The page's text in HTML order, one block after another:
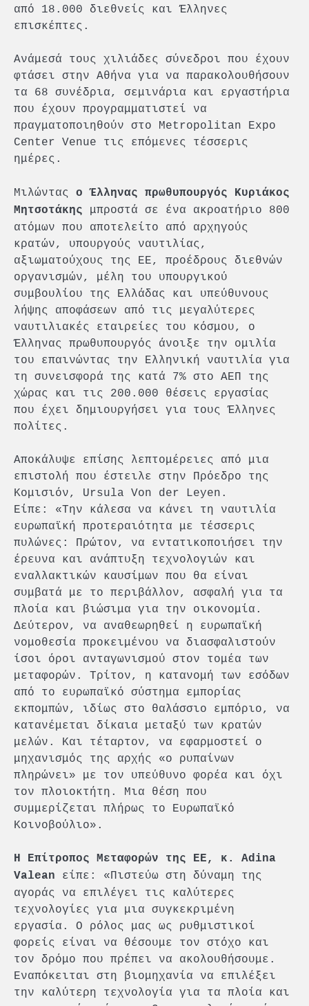
από 18.000 διεθνείς και Έλληνες
επισκέπτες.
Ανάμεσά τους χιλιάδες σύνεδροι που έχουν
φτάσει στην Αθήνα για να παρακολουθήσουν
τα 68 συνέδρια, σεμινάρια και εργαστήρια
που έχουν προγραμματιστεί να
πραγματοποιηθούν στο Metropolitan Expo
Center Venue τις επόμενες τέσσερις
ημέρες.
Μιλώντας ο Έλληνας πρωθυπουργός Κυριάκος
Μητσοτάκης μπροστά σε ένα ακροατήριο 800
ατόμων που αποτελείτο από αρχηγούς
κρατών, υπουργούς ναυτιλίας,
αξιωματούχους της ΕΕ, προέδρους διεθνών
οργανισμών, μέλη του υπουργικού
συμβουλίου της Ελλάδας και υπεύθυνους
λήψης αποφάσεων από τις μεγαλύτερες
ναυτιλιακές εταιρείες του κόσμου, ο
Έλληνας πρωθυπουργός άνοιξε την ομιλία
του επαινώντας την Ελληνική ναυτιλία για
τη συνεισφορά της κατά 7% στο ΑΕΠ της
χώρας και τις 200.000 θέσεις εργασίας
που έχει δημιουργήσει για τους Έλληνες
πολίτες.
Αποκάλυψε επίσης λεπτομέρειες από μια
επιστολή που έστειλε στην Πρόεδρο της
Κομισιόν, Ursula Von der Leyen.
Είπε: «Την κάλεσα να κάνει τη ναυτιλία
ευρωπαϊκή προτεραιότητα με τέσσερις
πυλώνες: Πρώτον, να εντατικοποιήσει την
έρευνα και ανάπτυξη τεχνολογιών και
εναλλακτικών καυσίμων που θα είναι
συμβατά με το περιβάλλον, ασφαλή για τα
πλοία και βιώσιμα για την οικονομία.
Δεύτερον, να αναθεωρηθεί η ευρωπαϊκή
νομοθεσία προκειμένου να διασφαλιστούν
ίσοι όροι ανταγωνισμού στον τομέα των
μεταφορών. Τρίτον, η κατανομή των εσόδων
από το ευρωπαϊκό σύστημα εμπορίας
εκπομπών, ιδίως στο θαλάσσιο εμπόριο, να
κατανέμεται δίκαια μεταξύ των κρατών
μελών. Και τέταρτον, να εφαρμοστεί ο
μηχανισμός της αρχής «ο ρυπαίνων
πληρώνει» με τον υπεύθυνο φορέα και όχι
τον πλοιοκτήτη. Μια θέση που
συμμερίζεται πλήρως το Ευρωπαϊκό
Κοινοβούλιο».
Η Επίτροπος Μεταφορών της ΕΕ, κ. Adina
Valean είπε: «Πιστεύω στη δύναμη της
αγοράς να επιλέγει τις καλύτερες
τεχνολογίες για μια συγκεκριμένη
εργασία. Ο ρόλος μας ως ρυθμιστικοί
φορείς είναι να θέσουμε τον στόχο και
τον δρόμο που πρέπει να ακολουθήσουμε.
Εναπόκειται στη βιομηχανία να επιλέξει
την καλύτερη τεχνολογία για τα πλοία και